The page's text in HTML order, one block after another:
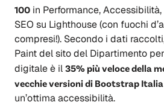
100 in Performance,
SEO su Lighthouse (con fuochi
compresi!). Secondo i dati
Paint del sito del Dipartimento
digitale è il 35% più veloce della
vecchie versioni di Bootstrap Italia
un’ottima accessibilità.